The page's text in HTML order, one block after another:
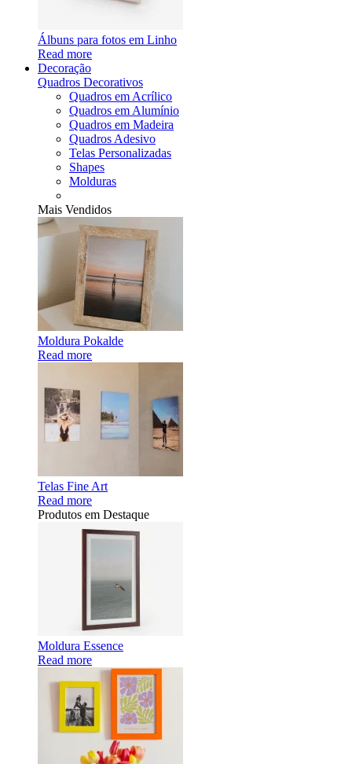
Álbuns para fotos em Linho
Read more
Decoração
Quadros Decorativos
Quadros em Acrílico
Quadros em Alumínio
Quadros em Madeira
Quadros Adesivo
Telas Personalizadas
Shapes
Molduras
Mais Vendidos
Moldura Pokalde
Read more
Telas Fine Art
Read more
Produtos em Destaque
Moldura Essence
Read more